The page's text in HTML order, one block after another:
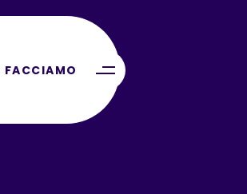
FACCIAMO